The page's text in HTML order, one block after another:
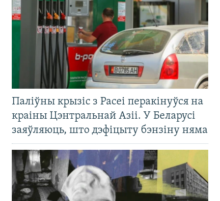
Паліўны крызіс з Расеі перакінуўся на
краіны Цэнтральнай Азіі. У Беларусі
заяўляюць, што дэфіцыту бэнзіну няма